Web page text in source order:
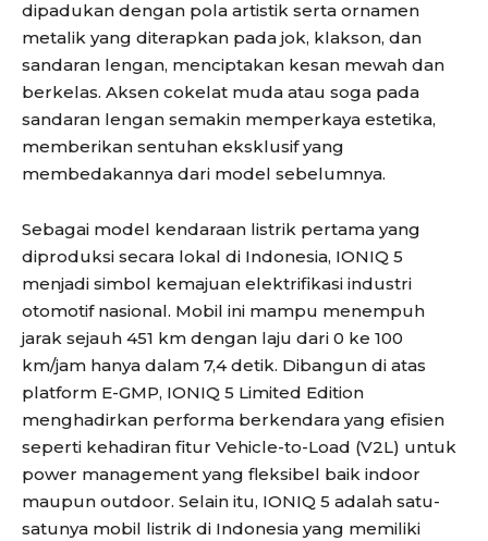
dipadukan dengan pola artistik serta ornamen
metalik yang diterapkan pada jok, klakson, dan
sandaran lengan, menciptakan kesan mewah dan
berkelas. Aksen cokelat muda atau soga pada
sandaran lengan semakin memperkaya estetika,
memberikan sentuhan eksklusif yang
membedakannya dari model sebelumnya.
Sebagai model kendaraan listrik pertama yang
diproduksi secara lokal di Indonesia, IONIQ 5
menjadi simbol kemajuan elektrifikasi industri
otomotif nasional. Mobil ini mampu menempuh
jarak sejauh 451 km dengan laju dari 0 ke 100
km/jam hanya dalam 7,4 detik. Dibangun di atas
platform E-GMP, IONIQ 5 Limited Edition
menghadirkan performa berkendara yang efisien
seperti kehadiran fitur Vehicle-to-Load (V2L) untuk
power management yang fleksibel baik indoor
maupun outdoor. Selain itu, IONIQ 5 adalah satu-
satunya mobil listrik di Indonesia yang memiliki